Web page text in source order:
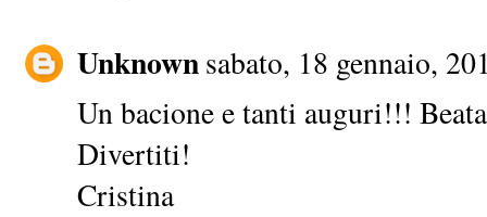
Unknownsabato, 18 gennaio,
Un bacione e tanti auguri!!!
Divertiti!
Cristina